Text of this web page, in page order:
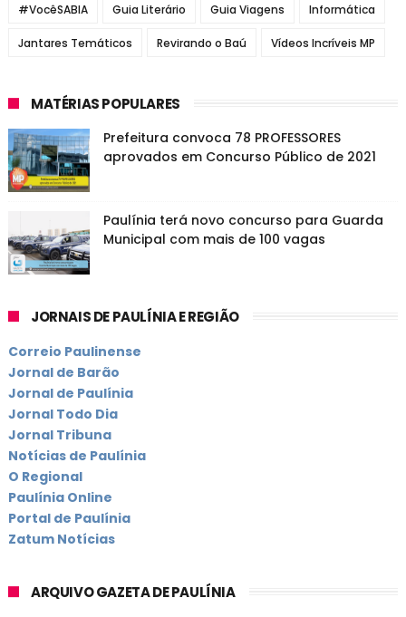
#VocêSABIA Guia Literário Guia Viagens Informática
Jantares Temáticos Revirando o Baú Vídeos Incríveis MP
MATÉRIAS POPULARES
Prefeitura convoca 78 PROFESSORES
aprovados em Concurso Público de 2021
Paulínia terá novo concurso para Guarda
Municipal com mais de 100 vagas
JORNAIS DE PAULÍNIA E REGIÃO
Correio Paulinense
Jornal de Barão
Jornal de Paulínia
Jornal Todo Dia
Jornal Tribuna
Notícias de Paulínia
O Regional
Paulínia Online
Portal de Paulínia
Zatum Notícias
ARQUIVO GAZETA DE PAULÍNIA